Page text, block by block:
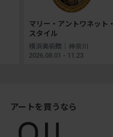
マリー・アントワネット・
スタイル
横浜美術館｜神奈川
2026.08.01 - 11.23
アートを買うなら